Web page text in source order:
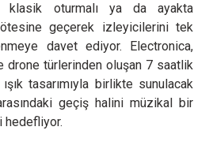
klasik oturmalı ya da ayakta
geçerek izleyicilerini tek
davet ediyor. Electronica,
drone türlerinden oluşan 7 saatlik
tasarımıyla birlikte sunulacak
geçiş halini müzikal bir
hedefliyor.